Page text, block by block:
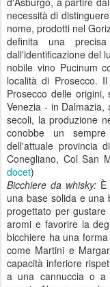
necessità di
nome, prodotti nel
definita una precisa
dall'identificazione del
nobile vino Pucinum
località di Prosecco.
Prosecco delle
Venezia - in
secoli, la produzione
conobbe un
dell'attuale provincia
Conegliano, Col San
docet)
Bicchiere da whisky:
una base solida e una
progettato per
aromi e favorire la
bicchiere ha una
come Martini e
capacità inferiore
a una cannuccia o a